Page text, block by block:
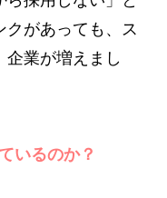
があっても、ス
企業が増えまし
いるのか？